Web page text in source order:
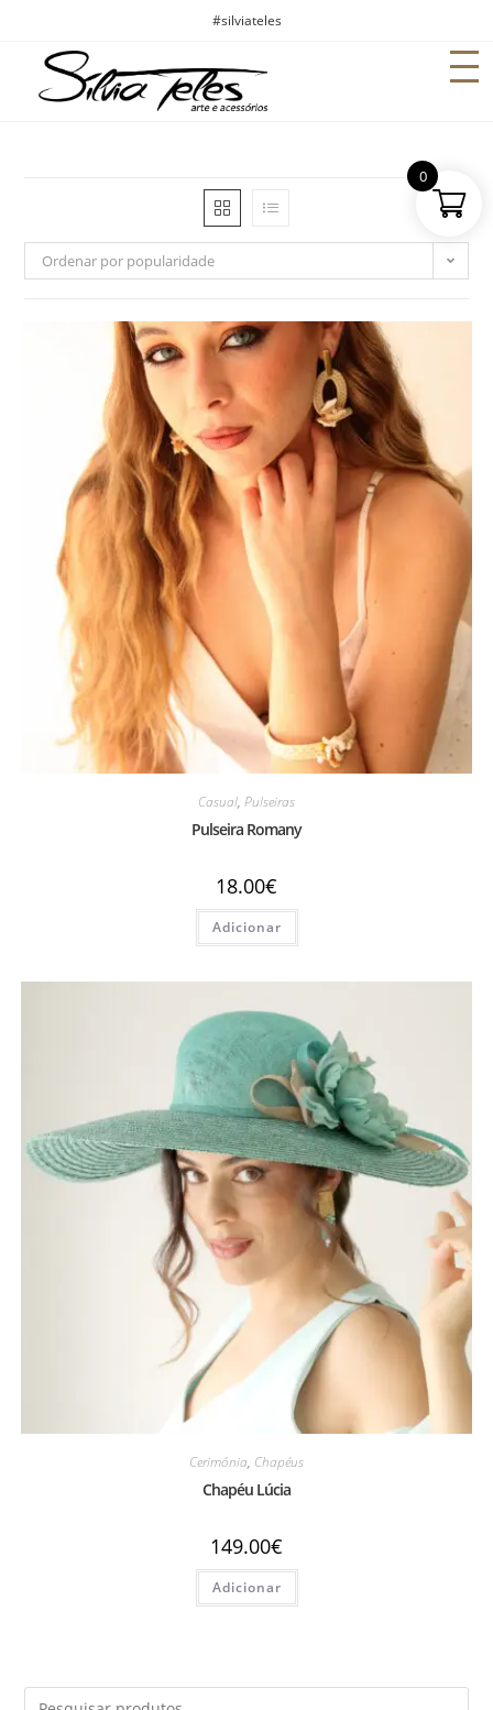
#silviateles
Ordenar por popularidade
Casual, Pulseiras
Pulseira Romany
18.00€
Adicionar
Cerimónia, Chapéus
Chapéu Lúcia
149.00€
Adicionar
0